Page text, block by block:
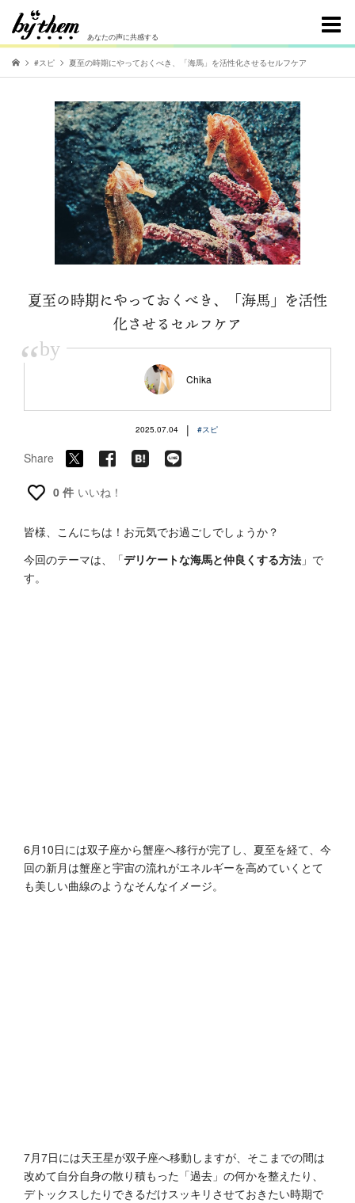
あなたの声に共感する
#スピ 夏至の時期にやっておくべき、「海馬」を活性化させるセルフケア
夏至の時期にやっておくべき、「海馬」を活性
化させるセルフケア
“by
Chika
2025.07.04 | #スピ
Share
0 件 いいね！
皆様、こんにちは！お元気でお過ごしでしょうか？
今回のテーマは、「デリケートな海馬と仲良くする方法 」で
す。
6月10日には双子座から蟹座へ移行が完了し、夏至を経て、今
回の新月は蟹座と宇宙の流れがエネルギーを高めていくとて
も美しい曲線のようなそんなイメージ。
7月7日には天王星が双子座へ移動しますが、そこまでの間は
改めて自分自身の散り積もった「過去」の何かを整えたり、
デトックスしたりできるだけスッキリさせておきたい時期で